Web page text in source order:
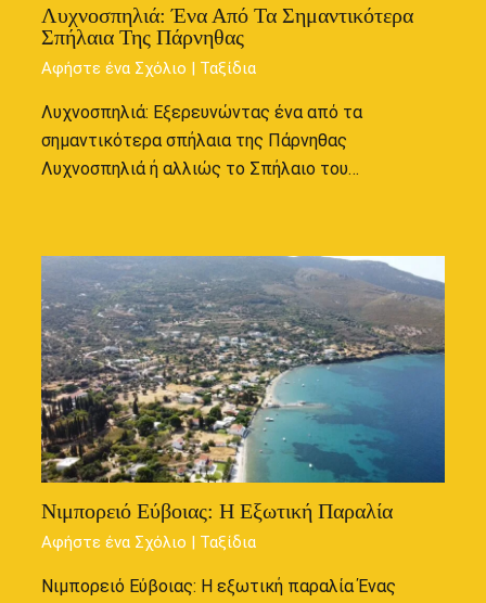
Λυχνοσπηλιά: Ένα Από Τα Σημαντικότερα
Σπήλαια Της Πάρνηθας
Αφήστε ένα Σχόλιο | Ταξίδια
Λυχνοσπηλιά: Εξερευνώντας ένα από τα
σημαντικότερα σπήλαια της Πάρνηθας
Λυχνοσπηλιά ή αλλιώς το Σπήλαιο του…
Νιμπορειό Εύβοιας: Η Εξωτική Παραλία
Αφήστε ένα Σχόλιο Ταξίδια
Νιμπορειό Εύβοιας: Η εξωτική παραλία Ένας